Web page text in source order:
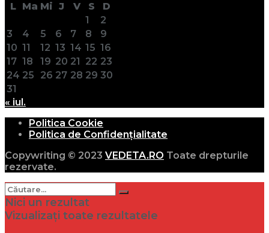
L Ma Mi J V S
D
1
2
3
4 5 6 7 8
9
10 11 12 13 14 15 16
17 18 19 20 21 22 23
24 25 26 27 28 29 30
31
« iul.
Politica Cookie
Politica de Confidențialitate
Copywriting © 2023 VEDETA.RO Toate drepturile
rezervate.
Nici un rezultat
Vizualizați toate rezultatele